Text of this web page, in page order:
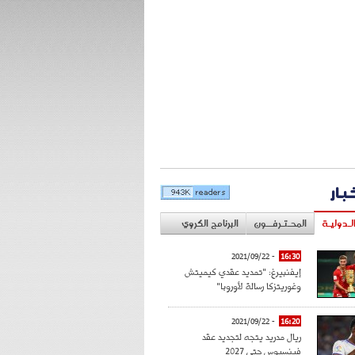
المحـتـرفــون البرنامج الكروي
16:30
- 2021/09/22
إيفنبيرغ: "تمديد عقدي كيميتش
وغوريتزكا رسالة لأوروبا"
16:20
- 2021/09/22
ريال مدريد يتجه لتجديد عقد
فينسيوس حتى 2027